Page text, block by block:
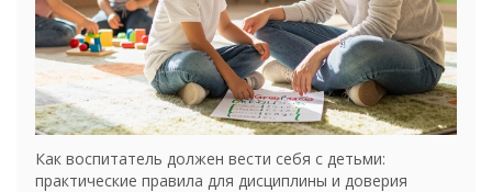
Как воспитатель должен вести себя с детьми:
практические правила для дисциплины и доверия